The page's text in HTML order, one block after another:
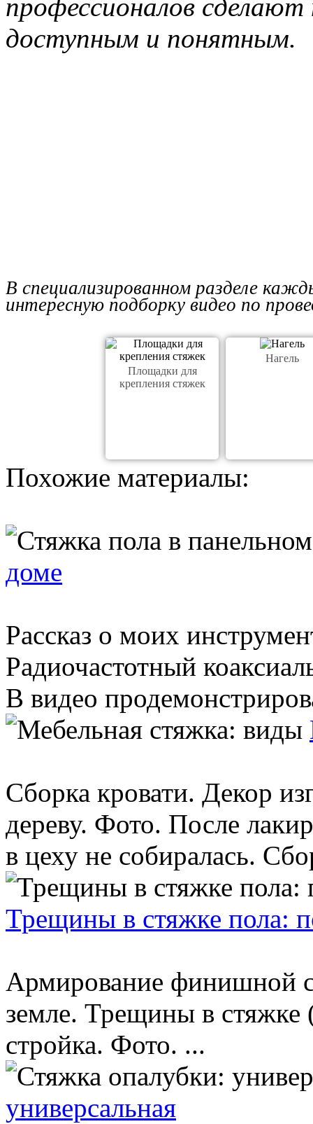
профессионалов
доступным и понятным.
В специализированном разделе
интересную подборку видео по
Площадки для
крепления стяжек
Нагель
Похожие материалы:
доме
Рассказ о моих
Радиочастотный
В видео
Cборка кровати. Декор
дереву. Фото. После
в цеху не собиралась.
Трещины в стяжке пола:
Армирование финишной
земле. Трещины в стяжке
стройка. Фото. ...
универсальная